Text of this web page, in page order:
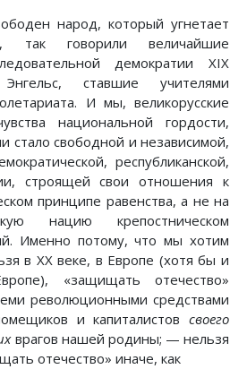
народ, который угнетает
, так говорили величайшие
демократии XIX
ставшие учителями
И мы, великорусские
национальной гордости,
стало свободной и независимой,
республиканской,
строящей свои отношения к
принципе равенства, а не на
нацию крепостническом
Именно потому, что мы хотим
в XX веке, в Европе (хотя бы и
«защищать отечество»
революционными средствами
и капиталистов своего
врагов нашей родины; — нельзя
отечество» иначе, как